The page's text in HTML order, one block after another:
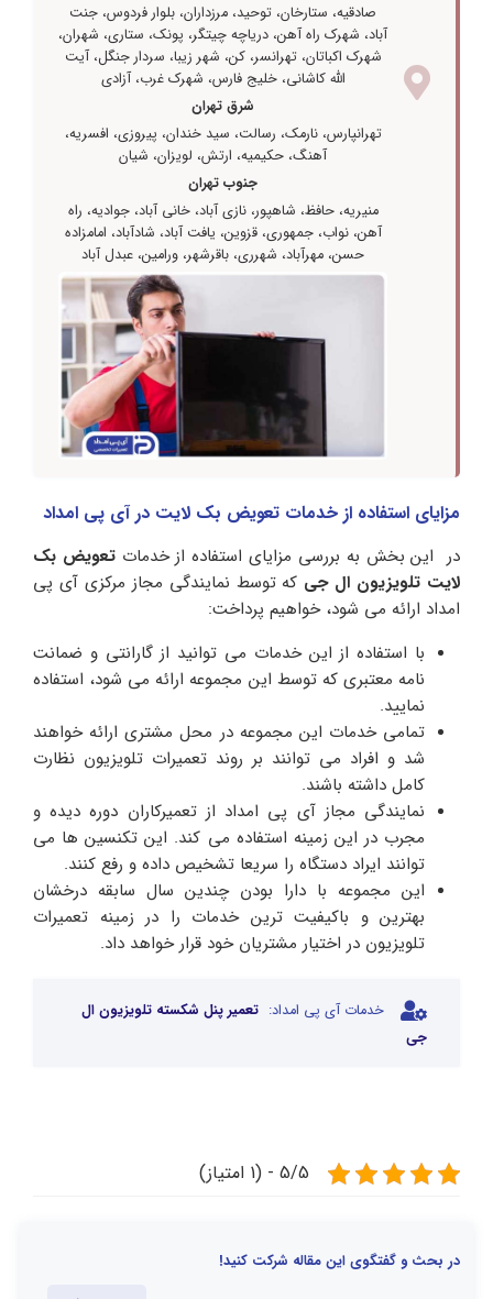
صادقیه، ستارخان، توحید، مرزداران، بلوار فردوس، جنت
آباد، شهرک راه آهن، دریاچه چیتگر، پونک، ستاری، شهران،
شهرک اکباتان، تهرانسر، کن، شهر زیبا، سردار جنگل، آیت
الله کاشانی، خلیج فارس، شهرک غرب، آزادی
شرق تهران
تهرانپارس، نارمک، رسالت، سید خندان، پیروزی، افسریه،
آهنگ، حکیمیه، ارتش، لویزان، شیان
جنوب تهران
منیریه، حافظ، شاهپور، نازی آباد، خانی آباد، جوادیه، راه
آهن، نواب، جمهوری، قزوین، یافت آباد، شادآباد، امامزاده
حسن، مهرآباد، شهرری، باقرشهر، ورامین، عبدل آباد
مزایای استفاده از خدمات تعویض بک لایت در آی پی امداد
در این بخش به بررسی مزایای استفاده از خدمات تعویض بک
لایت تلویزیون ال جی که توسط نمایندگی مجاز مرکزی آی پی
امداد ارائه می شود، خواهیم پرداخت:
با استفاده از این خدمات می توانید از گارانتی و ضمانت
نامه معتبری که توسط این مجموعه ارائه می شود، استفاده
نمایید.
تمامی خدمات این مجموعه در محل مشتری ارائه خواهند
شد و افراد می توانند بر روند تعمیرات تلویزیون نظارت
کامل داشته باشند.
نمایندگی مجاز آی پی امداد از تعمیرکاران دوره دیده و
مجرب در این زمینه استفاده می کند. این تکنسین ها می
توانند ایراد دستگاه را سریعا تشخیص داده و رفع کنند.
این مجموعه با دارا بودن چندین سال سابقه درخشان
بهترین و باکیفیت ترین خدمات را در زمینه تعمیرات
تلویزیون در اختیار مشتریان خود قرار خواهد داد.
خدمات آی پی امداد: تعمیر پنل شکسته تلویزیون ال
جی
5/5 - (1 امتیاز)
در بحث و گفتگوی این مقاله شرکت کنید!